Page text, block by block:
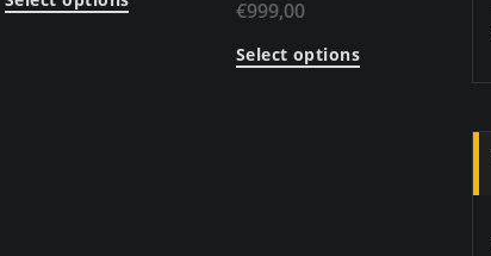
€999,00
Select options